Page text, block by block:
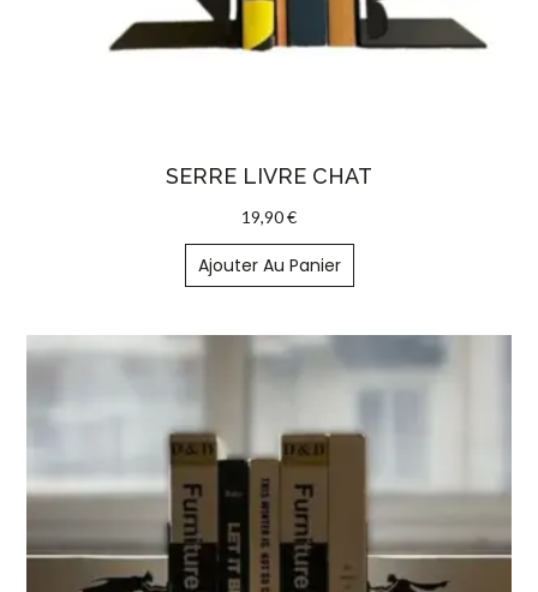
SERRE LIVRE CHAT
19,90€
Ajouter Au Panier